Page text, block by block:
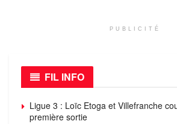
PUBLICITÉ
FIL INFO
Ligue 3 : Loïc Etoga et Villefranche
première sortie